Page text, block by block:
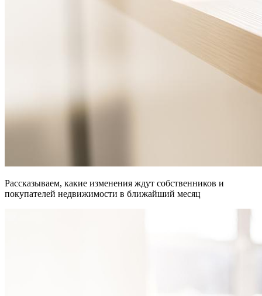
Рассказываем, какие изменения ждут собственников и
покупателей недвижимости в ближайший месяц